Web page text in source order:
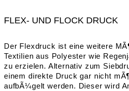
FLEX- UND FLOCK DRUCK
Der Flexdruck ist eine weitere
Textilien aus Polyester wie
zu erzielen. Alternativ zum
einem direkte Druck gar nicht
aufbÃ¼gelt werden. Dieser wird